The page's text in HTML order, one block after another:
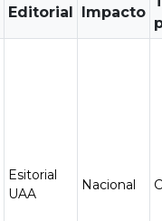
Editorial Impacto
Esitorial
UAA
Nacional